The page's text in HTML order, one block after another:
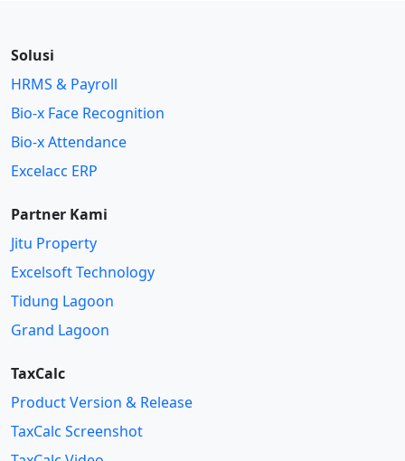
Solusi
HRMS & Payroll
Bio-x Face Recognition
Bio-x Attendance
Excelacc ERP
Partner Kami
Jitu Property
Excelsoft Technology
Tidung Lagoon
Grand Lagoon
TaxCalc
Product Version & Release
TaxCalc Screenshot